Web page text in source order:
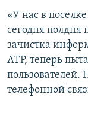
«У нас в
сегодня полдня
зачистка
АТР, теперь
пользователей.
телефонной